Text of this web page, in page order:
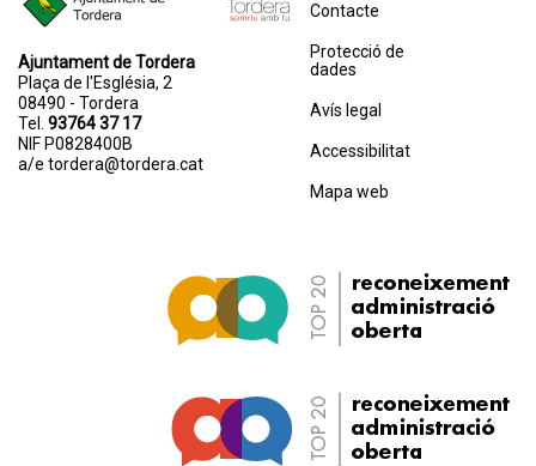
Ajuntament de Tordera
Plaça de l'Església, 2
08490 - Tordera
Tel. 93764 37 17
NIF P0828400B
a/e tordera@tordera.cat
Contacte
Protecció de
dades
Avís legal
Accessibilitat
Mapa web